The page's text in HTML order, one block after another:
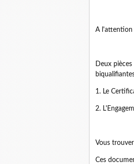
A l'attention
Deux
1. Le
2.
Vous
Ces